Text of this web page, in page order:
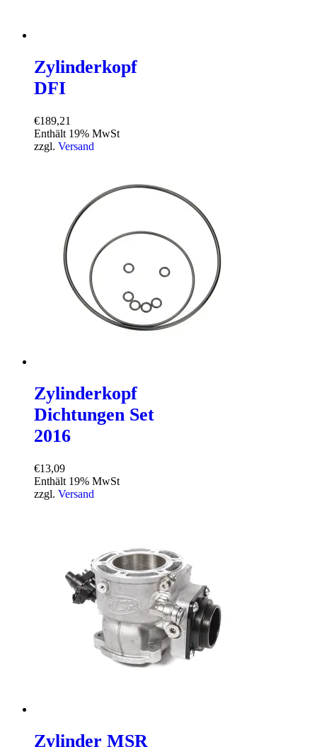
Zylinderkopf
DFI
€189,21
Enthält 19% MwSt
zzgl. Versand
Zylinderkopf
Dichtungen Set
2016
€13,09
Enthält 19% MwSt
zzgl. Versand
Zylinder MSR